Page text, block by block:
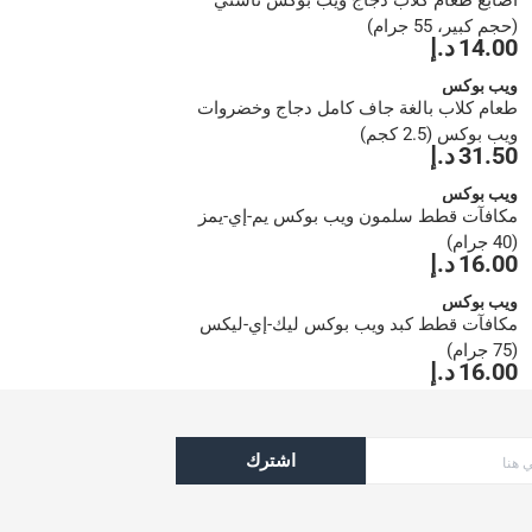
(حجم كبير، 55 جرام)
14.00 د.إ
ويب بوكس
طعام كلاب بالغة جاف كامل دجاج وخضروات
ويب بوكس (2.5 كجم)
31.50 د.إ
ويب بوكس
مكافآت قطط سلمون ويب بوكس يم-إي-يمز
(40 جرام)
16.00 د.إ
ويب بوكس
مكافآت قطط كبد ويب بوكس ليك-إي-ليكس
(75 جرام)
16.00 د.إ
اشترك